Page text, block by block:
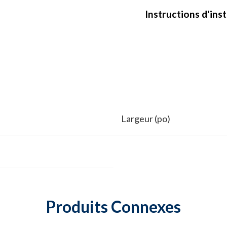
Instructions
Largeur (po)
Produits Connexes